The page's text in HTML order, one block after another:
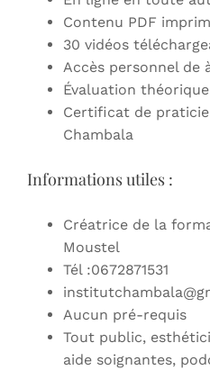
Contenu PDF
30 vidéos
Accès personnel de
Évaluation
Certificat de
Chambala
Informations utiles :
Créatrice de la
Moustel
Tél :0672871531
Aucun pré-requis
Tout public,
aide soignantes,